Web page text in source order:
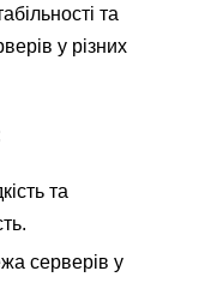
та
у різних
та
серверів у